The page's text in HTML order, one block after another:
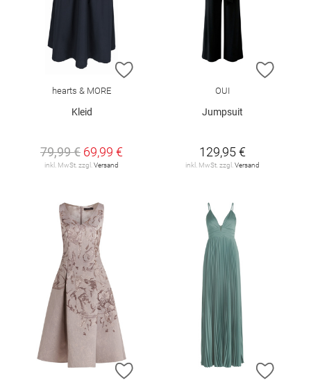
ZUR WUNSCHLISTE HINZUFÜGEN
hearts & MORE
Kleid
79,99 € 69,99 €
inkl. MwSt. zzgl.Versand
ZUR
OUI
Jumpsuit
129,95 €
inkl. MwSt. zzgl.Versand
ZUR WUNSCHLISTE HINZUFÜGEN
ZUR